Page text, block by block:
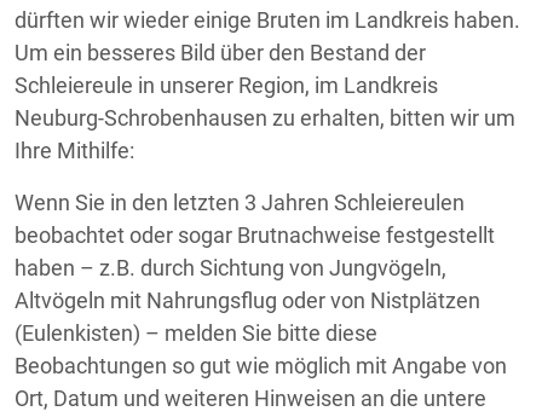
dürften wir wieder einige Bruten im Landkreis haben.
Um ein besseres Bild über den Bestand der
Schleiereule in unserer Region, im Landkreis
Neuburg-Schrobenhausen zu erhalten, bitten wir um
Ihre Mithilfe:
Wenn Sie in den letzten 3 Jahren Schleiereulen
beobachtet oder sogar Brutnachweise festgestellt
haben – z.B. durch Sichtung von Jungvögeln,
Altvögeln mit Nahrungsflug oder von Nistplätzen
(Eulenkisten) – melden Sie bitte diese
Beobachtungen so gut wie möglich mit Angabe von
Ort, Datum und weiteren Hinweisen an die untere